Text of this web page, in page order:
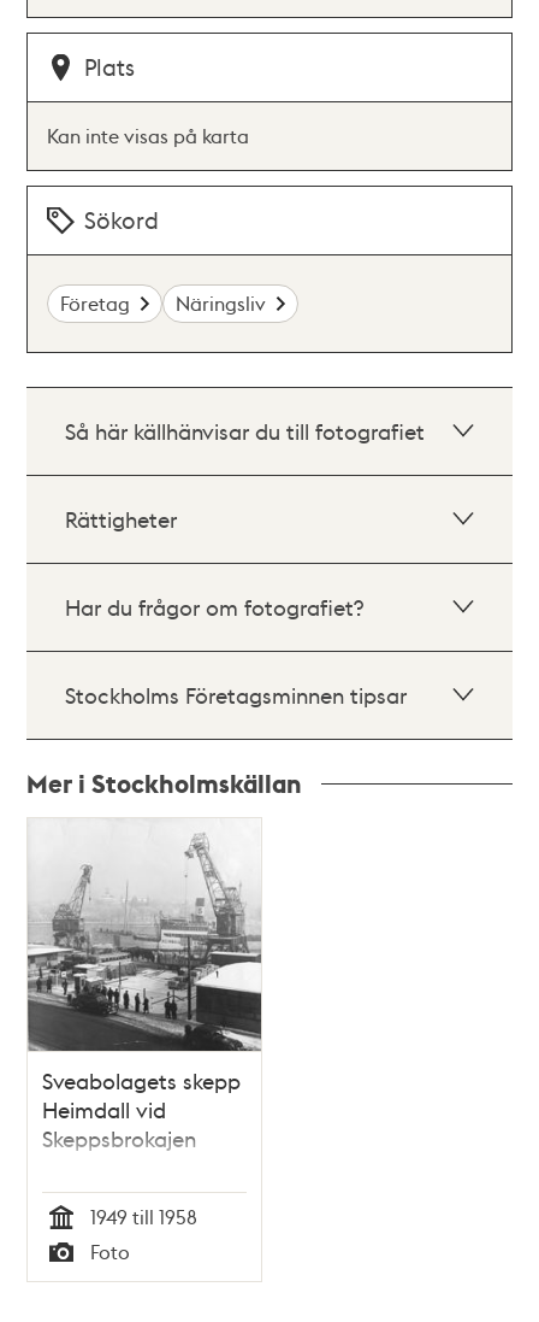
Plats
Kan inte visas på karta
Sökord
Företag Näringsliv
Så här källhänvisar du till fotografiet
Rättigheter
Har du frågor om fotografiet?
Stockholms Företagsminnen tipsar
Mer i Stockholmskällan
teman
Sveabolagets skepp
Heimdall vid
Skeppsbrokajen
Tid
1949 till 1958
Typ
Foto